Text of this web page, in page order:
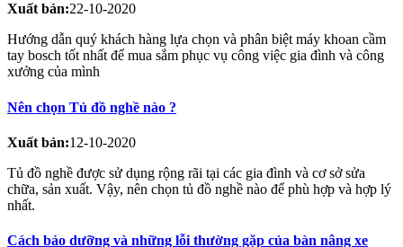
Xuất bản:22-10-2020
Hướng dẫn quý khách hàng lựa chọn và phân biệt máy khoan cầm
tay bosch tốt nhất để mua sắm phục vụ công việc gia đình và công
xưởng của mình
Nên chọn Tủ đồ nghề nào ?
Xuất bản:12-10-2020
Tủ đồ nghề được sử dụng rộng rãi tại các gia đình và cơ sở sửa
chữa, sản xuất. Vậy, nên chọn tủ đồ nghề nào để phù hợp và hợp lý
nhất.
Cách bảo dưỡng và những lỗi thường gặp của bàn nâng xe